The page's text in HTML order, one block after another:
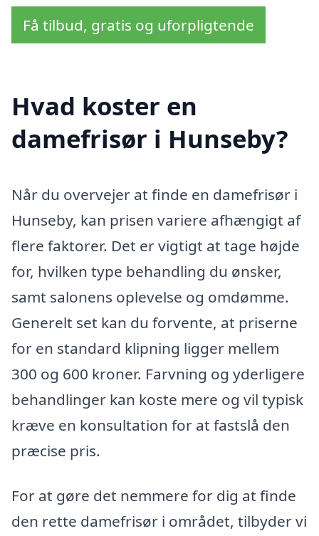
Få tilbud, gratis og uforpligtende
Hvad koster en
damefrisør i Hunseby?
Når du overvejer at finde en damefrisør i
Hunseby, kan prisen variere afhængigt af
flere faktorer. Det er vigtigt at tage højde
for, hvilken type behandling du ønsker,
samt salonens oplevelse og omdømme.
Generelt set kan du forvente, at priserne
for en standard klipning ligger mellem
300 og 600 kroner. Farvning og yderligere
behandlinger kan koste mere og vil typisk
kræve en konsultation for at fastslå den
præcise pris.
For at gøre det nemmere for dig at finde
den rette damefrisør i området, tilbyder vi